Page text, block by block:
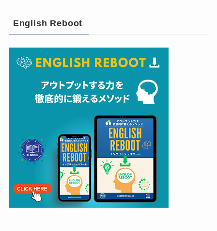
English Reboot